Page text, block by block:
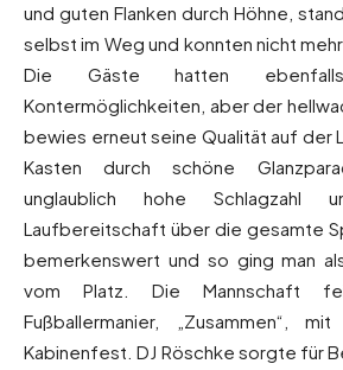
und guten Flanken durch Höhne,
selbst im Weg und konnten nicht
Die Gäste hatten
Kontermöglichkeiten, aber der
bewies erneut seine Qualität auf der
Kasten durch schöne
unglaublich hohe Schlagzahl
Laufbereitschaft über die gesamte
bemerkenswert und so ging man
vom Platz. Die Mannschaft
Fußballermanier, „Zusammen“,
Kabinenfest. DJ Röschke sorgte für